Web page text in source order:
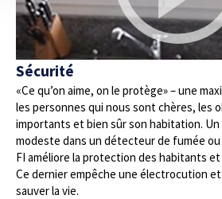
Sécurité
«Ce qu’on aime, on le protège» – une
les personnes qui nous sont chères, les
importants et bien sûr son habitation.
modeste dans un détecteur de fumée
FI améliore la protection des habitants et
Ce dernier empêche une électrocution
sauver la vie.